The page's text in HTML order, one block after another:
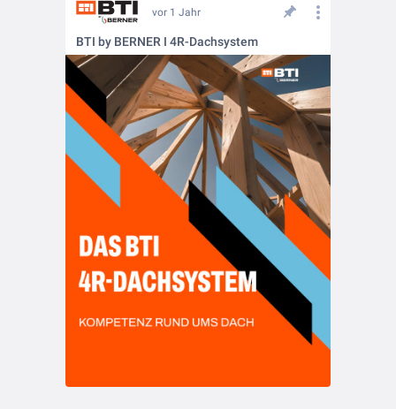
vor 1 Jahr
BTI by BERNER I 4R-Dachsystem